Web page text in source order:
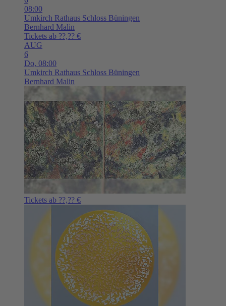
08:00
Umkirch Rathaus Schloss Büningen
Bernhard Malin
Tickets ab ??,?? €
AUG
6
Do, 08:00
Umkirch Rathaus Schloss Büningen
Bernhard Malin
Tickets ab ??,?? €